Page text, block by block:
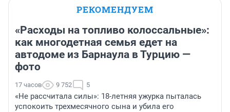
РЕКОМЕНДУЕМ
«Расходы на топливо колоссальные»:
как многодетная семья едет на
автодоме из Барнаула в Турцию —
фото
17 часов 9 752 5
«Не рассчитала силы»: 18-летняя ужурка пыталась
успокоить трехмесячного сына и убила его